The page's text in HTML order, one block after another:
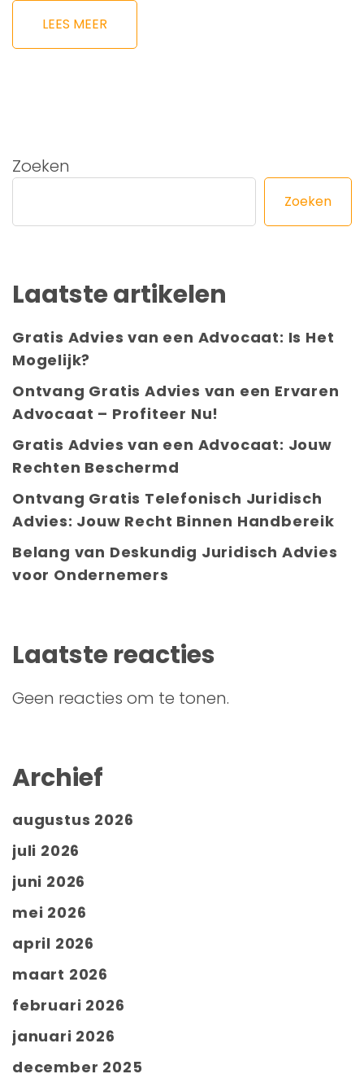
LEES MEER
Zoeken
Zoeken
Laatste artikelen
Gratis Advies van een Advocaat: Is Het
Mogelijk?
Ontvang Gratis Advies van een Ervaren
Advocaat – Profiteer Nu!
Gratis Advies van een Advocaat: Jouw
Rechten Beschermd
Ontvang Gratis Telefonisch Juridisch
Advies: Jouw Recht Binnen Handbereik
Belang van Deskundig Juridisch Advies
voor Ondernemers
Laatste reacties
Geen reacties om te tonen.
Archief
augustus 2026
juli 2026
juni 2026
mei 2026
april 2026
maart 2026
februari 2026
januari 2026
december 2025